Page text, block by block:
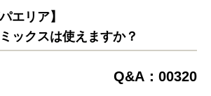
エリア】
ックスは使えますか？
Q&A：00320